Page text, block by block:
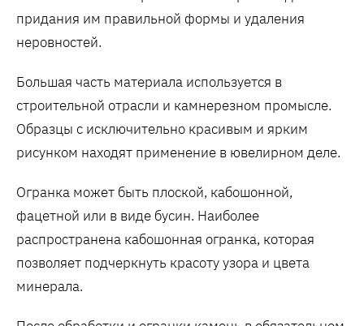
придания им правильной формы и удаления
неровностей.
Большая часть материала используется в
строительной отрасли и камнерезном промысле.
Образцы с исключительно красивым и ярким
рисунком находят применение в ювелирном деле.
Огранка может быть плоской, кабошонной,
фацетной или в виде бусин. Наиболее
распространена кабошонная огранка, которая
позволяет подчеркнуть красоту узора и цвета
минерала.